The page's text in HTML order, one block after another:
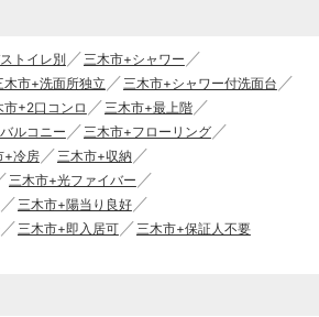
トイレ別
三木市+シャワー
木市+洗面所独立
三木市+シャワー付洗面台
市+2口コンロ
三木市+最上階
ルコニー
三木市+フローリング
+冷房
三木市+収納
三木市+光ファイバー
三木市+陽当り良好
三木市+即入居可 三木市+保証人不要